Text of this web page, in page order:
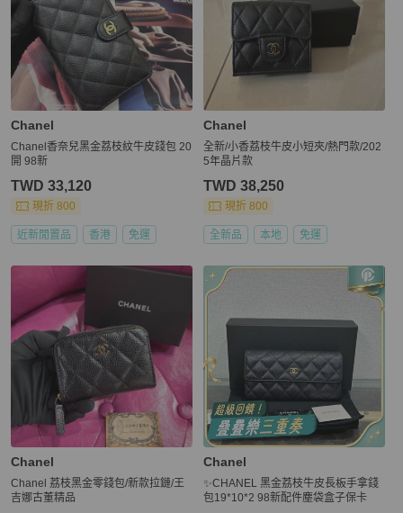
Chanel
Chanel香奈兒黑金荔枝紋牛皮錢包 20
開 98新
TWD 33,120
現折 800
近新閒置品 香港 免運
Chanel
全新/小香荔枝牛皮小短夾/熱門款/202
5年晶片款
TWD 38,250
現折 800
全新品 本地 免運
Chanel
Chanel 荔枝黑金零錢包/新款拉鏈/王
吉娜古董精品
Chanel
✨CHANEL 黑金荔枝牛皮長板手拿錢
包19*10*2 98新配件塵袋盒子保卡